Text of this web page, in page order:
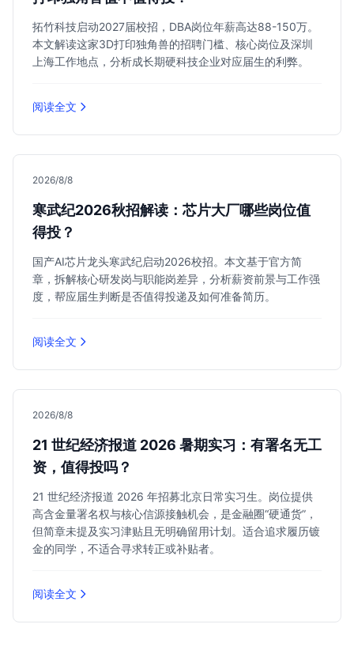
拓竹科技启动2027届校招，DBA岗位年薪高达88-150万。
本文解读这家3D打印独角兽的招聘门槛、核心岗位及深圳
上海工作地点，分析成长期硬科技企业对应届生的利弊。
阅读全文
2026/8/8
寒武纪2026秋招解读：芯片大厂哪些岗位值
得投？
国产AI芯片龙头寒武纪启动2026校招。本文基于官方简
章，拆解核心研发岗与职能岗差异，分析薪资前景与工作强
度，帮应届生判断是否值得投递及如何准备简历。
阅读全文
2026/8/8
21 世纪经济报道 2026 暑期实习：有署名无工
资，值得投吗？
21 世纪经济报道 2026 年招募北京日常实习生。岗位提供
高含金量署名权与核心信源接触机会，是金融圈“硬通货”，
但简章未提及实习津贴且无明确留用计划。适合追求履历镀
金的同学，不适合寻求转正或补贴者。
阅读全文